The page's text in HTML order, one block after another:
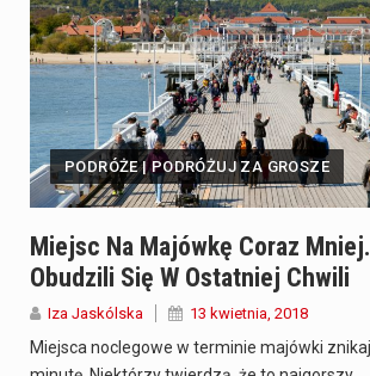
PODRÓŻE | PODRÓŻUJ ZA GROSZE
Miejsc Na Majówkę Coraz
Obudzili Się W Ostatniej Chwili
Iza Jaskólska 13 kwietnia, 2018
Miejsca noclegowe w terminie majówki